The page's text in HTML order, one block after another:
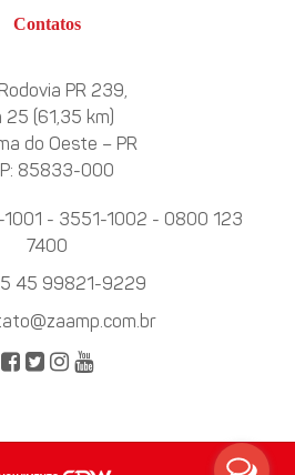
Contatos
Rodovia PR 239,
25 (61,35 km)
do Oeste – PR
85833-000
1001 - 3551-1002 - 0800 123
7400
45 99821-9229